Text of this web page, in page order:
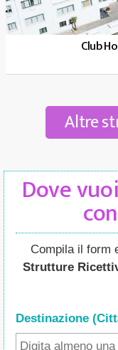
Club
Altre
Dove
Compila il form
Strutture
Destinazione